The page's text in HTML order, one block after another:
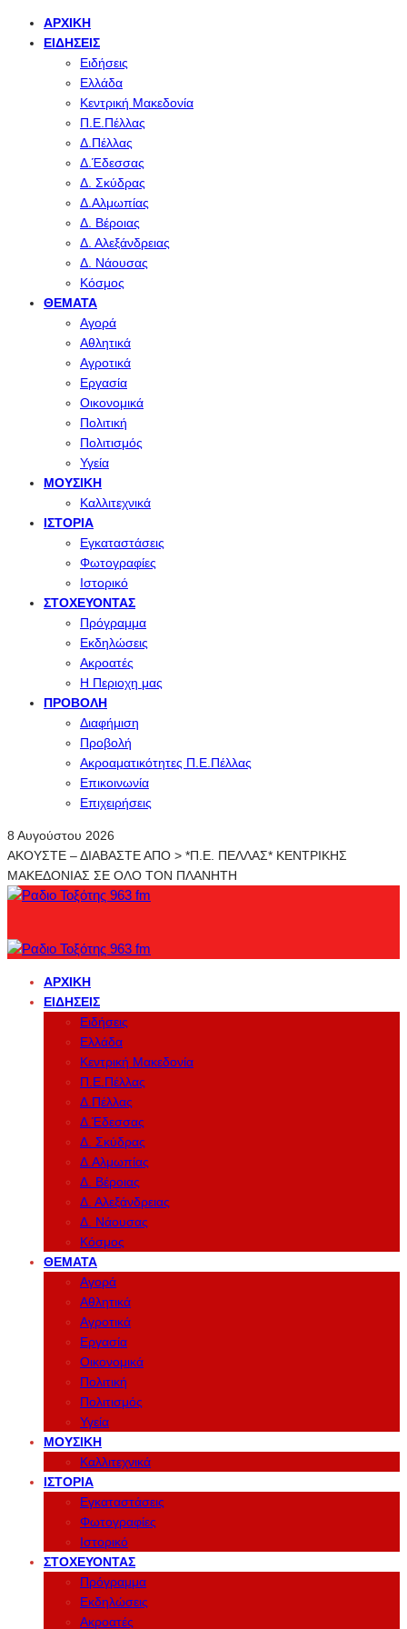
ΑΡΧΙΚΉ
ΕΙΔΉΣΕΙΣ
Ειδήσεις
Ελλάδα
Κεντρική Μακεδονία
Π.Ε.Πέλλας
Δ.Πέλλας
Δ.Έδεσσας
Δ. Σκύδρας
Δ.Αλμωπίας
Δ. Βέροιας
Δ. Αλεξάνδρειας
Δ. Νάουσας
Κόσμος
ΘΈΜΑΤΑ
Αγορά
Αθλητικά
Αγροτικά
Εργασία
Οικονομικά
Πολιτική
Πολιτισμός
Υγεία
ΜΟΥΣΙΚΉ
Καλλιτεχνικά
ΙΣΤΟΡΊΑ
Εγκαταστάσεις
Φωτογραφίες
Ιστορικό
ΣΤΟΧΕΎΟΝΤΑΣ
Πρόγραμμα
Εκδηλώσεις
Ακροατές
Η Περιοχη μας
ΠΡΟΒΟΛΉ
Διαφήμιση
Προβολή
Ακροαματικότητες Π.Ε.Πέλλας
Επικοινωνία
Επιχειρήσεις
8 Αυγούστου 2026
ΑΚΟΥΣΤΕ – ΔΙΑΒΑΣΤΕ ΑΠΟ > *Π.Ε. ΠΕΛΛΑΣ* ΚΕΝΤΡΙΚΗΣ
ΜΑΚΕΔΟΝΙΑΣ ΣΕ ΟΛΟ ΤΟΝ ΠΛΑΝΗΤΗ
ΑΡΧΙΚΉ
ΕΙΔΉΣΕΙΣ
Ειδήσεις
Ελλάδα
Κεντρική Μακεδονία
Π.Ε.Πέλλας
Δ.Πέλλας
Δ.Έδεσσας
Δ. Σκύδρας
Δ.Αλμωπίας
Δ. Βέροιας
Δ. Αλεξάνδρειας
Δ. Νάουσας
Κόσμος
ΘΈΜΑΤΑ
Αγορά
Αθλητικά
Αγροτικά
Εργασία
Οικονομικά
Πολιτική
Πολιτισμός
Υγεία
ΜΟΥΣΙΚΉ
Καλλιτεχνικά
ΙΣΤΟΡΊΑ
Εγκαταστάσεις
Φωτογραφίες
Ιστορικό
ΣΤΟΧΕΎΟΝΤΑΣ
Πρόγραμμα
Εκδηλώσεις
Ακροατές